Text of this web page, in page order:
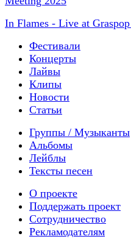
In Flames - Live at
Фестивали
Концерты
Лайвы
Клипы
Новости
Статьи
Группы / Музыканты
Альбомы
Лейблы
Тексты песен
О проекте
Поддержать проект
Сотрудничество
Рекламодателям